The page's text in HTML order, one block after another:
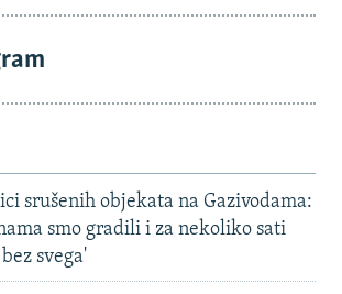
srušenih objekata na Gazivodama:
smo gradili i za nekoliko sati
svega'